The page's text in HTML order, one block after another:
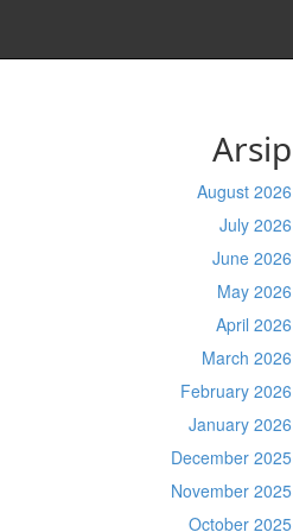
Arsip
August 2026
July 2026
June 2026
May 2026
April 2026
March 2026
February 2026
January 2026
December 2025
November 2025
October 2025